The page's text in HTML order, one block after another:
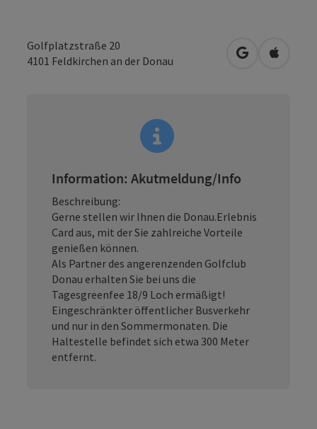
Golfplatzstraße 20
4101 Feldkirchen an der Donau in Google
in
Information: Akutmeldung/Info
Beschreibung:
Gerne stellen wir Ihnen die Donau.Erlebnis
Card aus, mit der Sie zahlreiche Vorteile
genießen können.
Als Partner des angerenzenden Golfclub
Donau erhalten Sie bei uns die
Tagesgreenfee 18/9 Loch ermäßigt!
Eingeschränkter öffentlicher Busverkehr
und nur in den Sommermonaten. Die
Haltestelle befindet sich etwa 300 Meter
entfernt.